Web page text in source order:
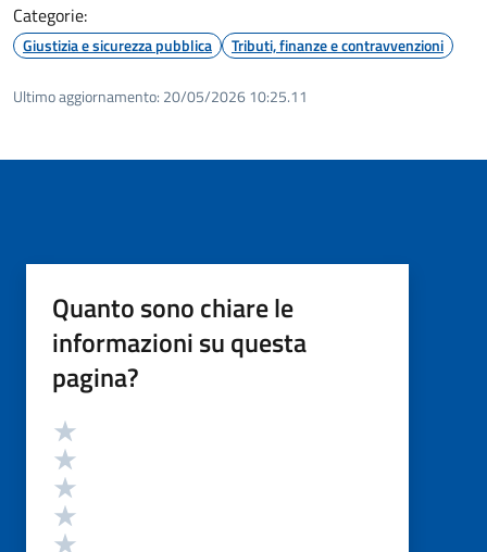
Categorie:
Giustizia e sicurezza pubblica Tributi, finanze e contravvenzioni
Ultimo aggiornamento: 20/05/2026 10:25.11
Quanto sono chiare le
informazioni su questa
pagina?
Valutazione